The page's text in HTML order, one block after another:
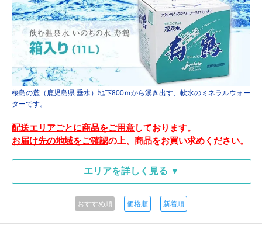
桜島の麓（鹿児島県 垂水）地下800ｍから湧き出す、軟水のミネラルウォー
ターです。
配送エリアごとに商品をご用意しております。
お届け先の地域をご確認の上、商品をお買い求めください。
エリアを詳しく見る ▼
おすすめ順 価格順 新着順